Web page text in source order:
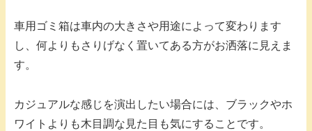
車用ゴミ箱は車内の大きさや用途によって変わります
し、何よりもさりげなく置いてある方がお洒落に見えま
す。
カジュアルな感じを演出したい場合には、ブラックやホ
ワイトよりも木目調な見た目も気にすることです。